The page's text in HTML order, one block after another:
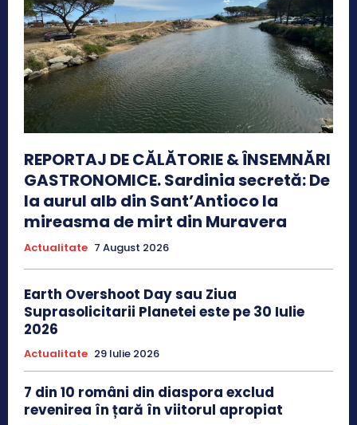
REPORTAJ DE CĂLĂTORIE & ÎNSEMNĂRI
GASTRONOMICE. Sardinia secretă: De
la aurul alb din Sant’Antioco la
mireasma de mirt din Muravera
Actualitate 7 August 2026
Earth Overshoot Day sau Ziua
Suprasolicitarii Planetei este pe 30 Iulie
2026
Actualitate 29 Iulie 2026
7 din 10 români din diaspora exclud
revenirea în țară în viitorul apropiat